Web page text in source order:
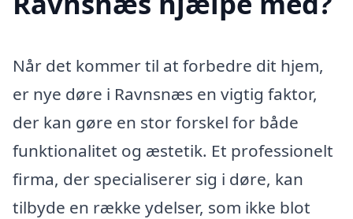
Når det kommer til at forbedre dit hjem,
er nye døre i Ravnsnæs en vigtig faktor,
der kan gøre en stor forskel for både
funktionalitet og æstetik. Et professionelt
firma, der specialiserer sig i døre, kan
tilbyde en række ydelser, som ikke blot